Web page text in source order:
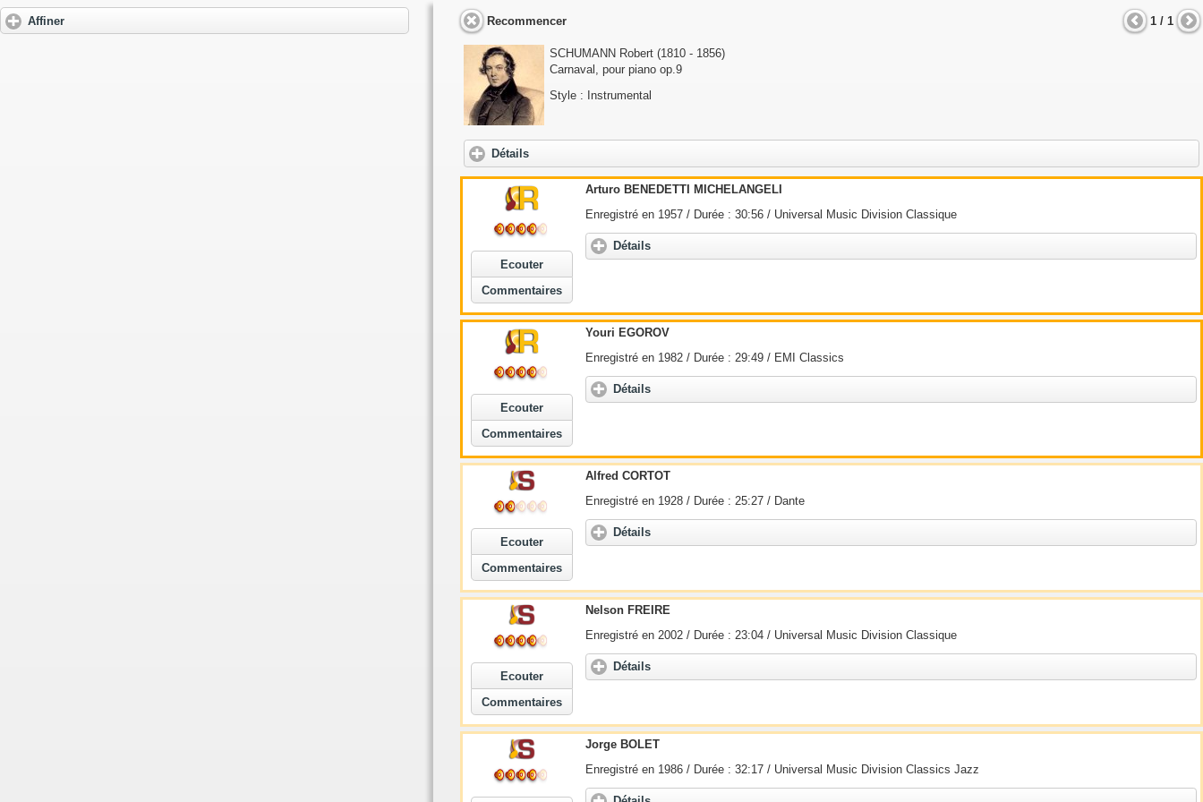
Affiner Recommencer 1 / 1
SCHUMANN Robert (1810 - 1856)
Carnaval, pour piano op.9
Style : Instrumental
Détails
Ecouter
Commentaires
Arturo BENEDETTI MICHELANGELI
Enregistré en 1957 / Durée : 30:56 / Universal Music Division Classique
Détails
Ecouter
Commentaires
Youri EGOROV
Enregistré en 1982 / Durée : 29:49 / EMI Classics
Détails
Ecouter
Commentaires
Alfred CORTOT
Enregistré en 1928 / Durée : 25:27 / Dante
Détails
Ecouter
Commentaires
Nelson FREIRE
Enregistré en 2002 / Durée : 23:04 / Universal Music Division Classique
Détails
Jorge BOLET
Enregistré en 1986 / Durée : 32:17 / Universal Music Division Classics Jazz